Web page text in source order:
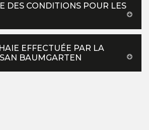
DES CONDITIONS POUR LES
EFFECTUÉE PAR LA
BAUMGARTEN